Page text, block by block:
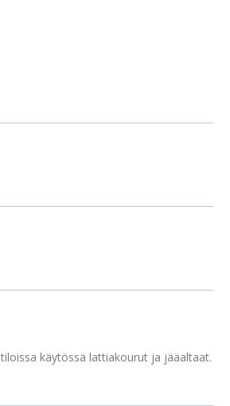
käytössä lattiakourut ja jääaltaat.